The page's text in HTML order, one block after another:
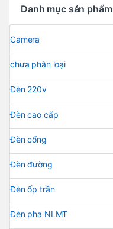
Danh mục sản phẩm
Camera
chưa phân loại
Đèn 220v
Đèn cao cấp
Đèn cổng
Đèn đường
Đèn ốp trần
Đèn pha NLMT